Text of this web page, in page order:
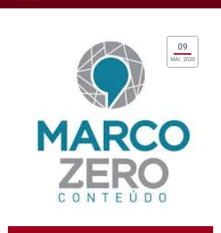
09
MAI. 2020